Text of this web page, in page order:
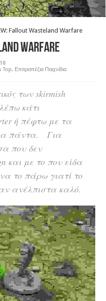
Fallout Wasteland Warfare
Warfare
Top, Επιτραπέζια Παιχνίδια
των skirmish
κάτι
ή πέφτω με τα
πάντα. Για
που δεν
και με το που είδα
το πάρω γιατί το
ανέλπιστα καλό.